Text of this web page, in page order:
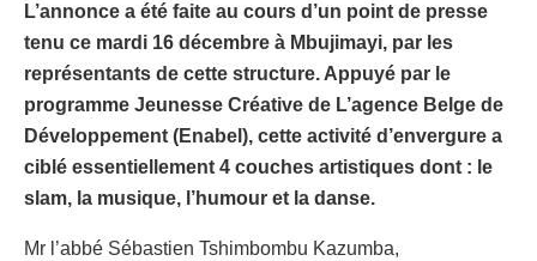
L’annonce a été faite au cours d’un point de presse
tenu ce mardi 16 décembre à Mbujimayi, par les
représentants de cette structure. Appuyé par le
programme Jeunesse Créative de L’agence Belge de
Développement (Enabel), cette activité d’envergure a
ciblé essentiellement 4 couches artistiques dont : le
slam, la musique, l’humour et la danse.
‎Mr l’abbé Sébastien Tshimbombu Kazumba,